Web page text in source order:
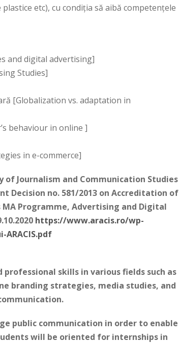
etc), cu condiţia să aibă competențele
and digital advertising]
Studies]
[Globalization vs. adaptation in
behaviour in online ]
in e-commerce]
of Journalism and Communication Studies
Decision no. 581/2013 on Accreditation of
Programme, Advertising and Digital
https://www.aracis.ro/wp-
skills in various fields such as
branding strategies, media studies, and
public communication in order to enable
will be oriented for internships in